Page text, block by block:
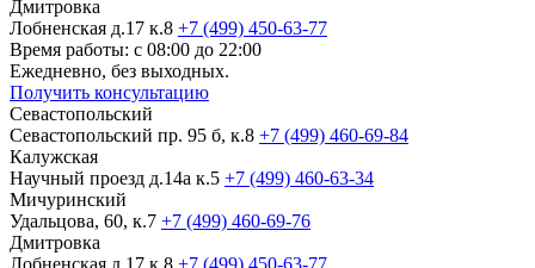
Дмитровка
Лобненская д.17 к.8 +7 (499) 450-63-77
Время работы: с 08:00 до 22:00
Ежедневно, без выходных.
Получить консультацию
Севастопольский
Севастопольский пр. 95 б, к.8 +7 (499) 460-69-84
Калужская
Научный проезд д.14а к.5 +7 (499) 460-63-34
Мичуринский
Удальцова, 60, к.7 +7 (499) 460-69-76
Дмитровка
Лобненская д.17 к.8 +7 (499) 450-63-77